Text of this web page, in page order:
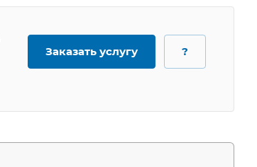
Заказать услугу ?